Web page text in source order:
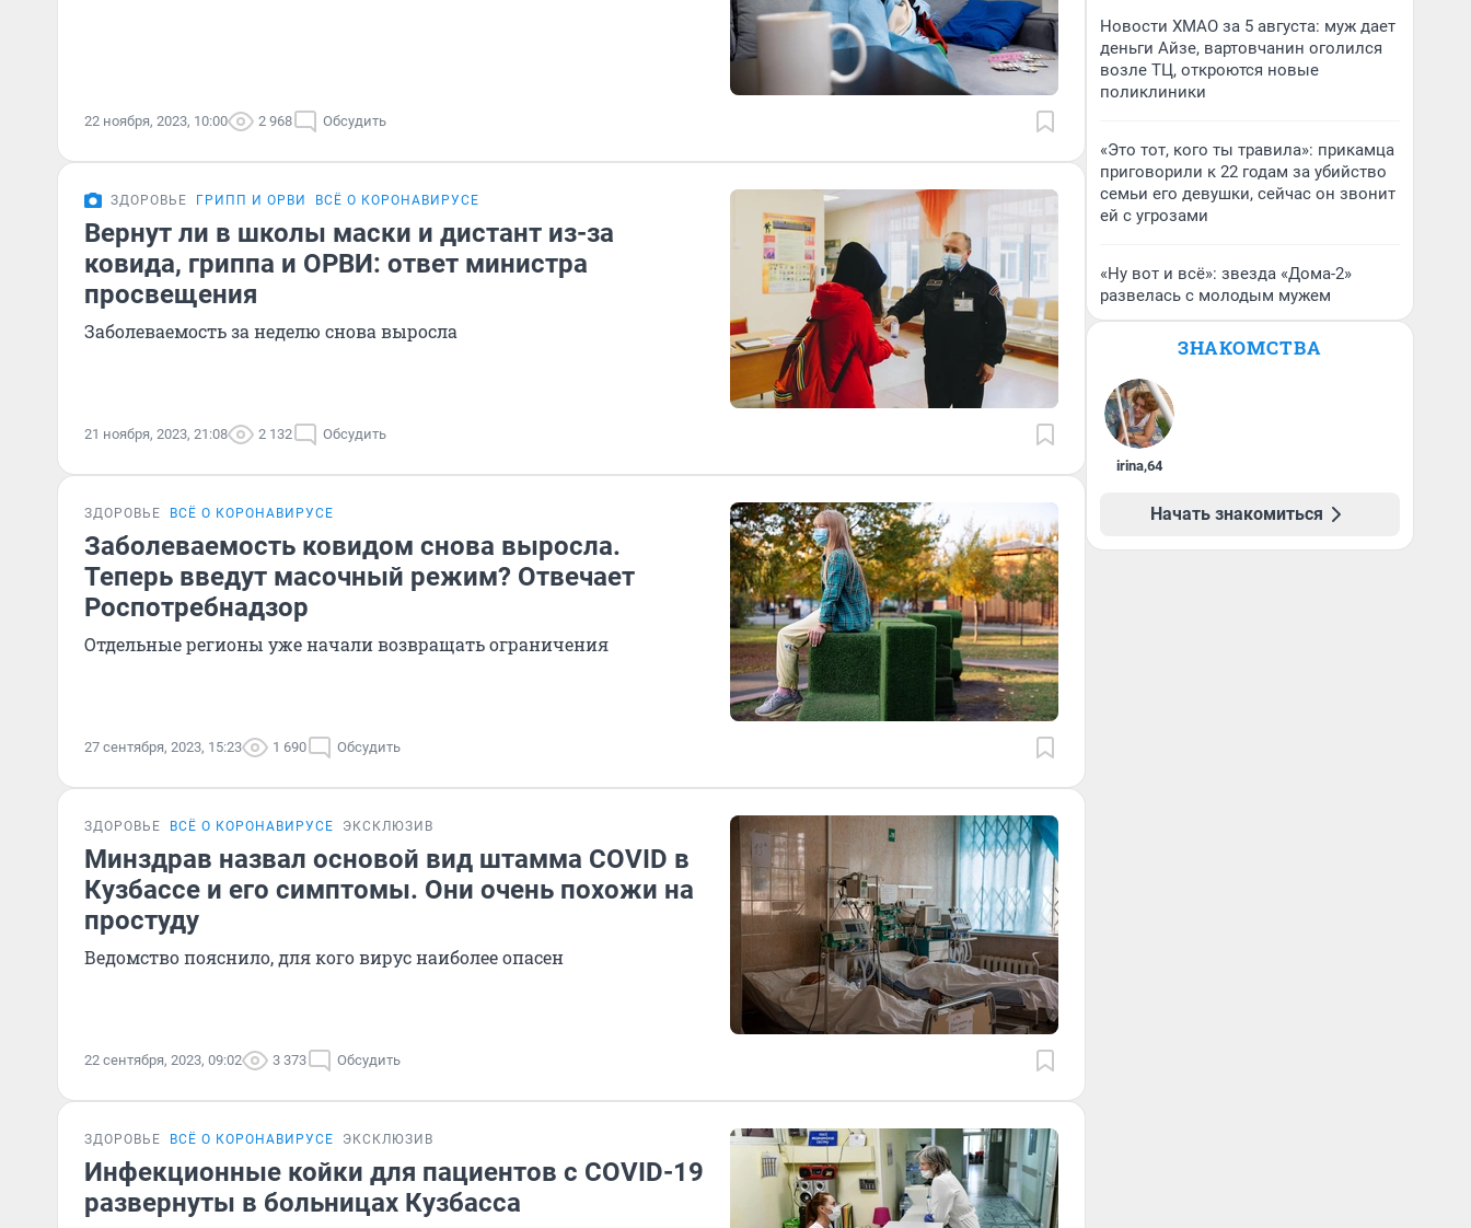
22 ноября, 2023, 10:00 2 968 Обсудить
ЗДОРОВЬЕ ГРИПП И ОРВИ ВСЁ О КОРОНАВИРУСЕ
Вернут ли в школы маски и дистант из-за
ковида, гриппа и ОРВИ: ответ министра
просвещения
Заболеваемость за неделю снова выросла
21 ноября, 2023, 21:08 2 132 Обсудить
ЗДОРОВЬЕ ВСЁ О КОРОНАВИРУСЕ
Заболеваемость ковидом снова выросла.
Теперь введут масочный режим? Отвечает
Роспотребнадзор
Отдельные регионы уже начали возвращать ограничения
27 сентября, 2023, 15:23 1 690 Обсудить
ЗДОРОВЬЕ ВСЁ О КОРОНАВИРУСЕ ЭКСКЛЮЗИВ
Минздрав назвал основой вид штамма COVID в
Кузбассе и его симптомы. Они очень похожи на
простуду
Ведомство пояснило, для кого вирус наиболее опасен
22 сентября, 2023, 09:02 3 373 Обсудить
ЗДОРОВЬЕ ВСЁ О КОРОНАВИРУСЕ ЭКСКЛЮЗИВ
Инфекционные койки для пациентов с COVID-19
развернуты в больницах Кузбасса
Новости ХМАО за 5 августа: муж дает
деньги Айзе, вартовчанин оголился
возле ТЦ, откроются новые
поликлиники
«Это тот, кого ты травила»: прикамца
приговорили к 22 годам за убийство
семьи его девушки, сейчас он звонит
ей с угрозами
«Ну вот и всё»: звезда «Дома-2»
развелась с молодым мужем
ЗНАКОМСТВА
irina,64
Начать знакомиться